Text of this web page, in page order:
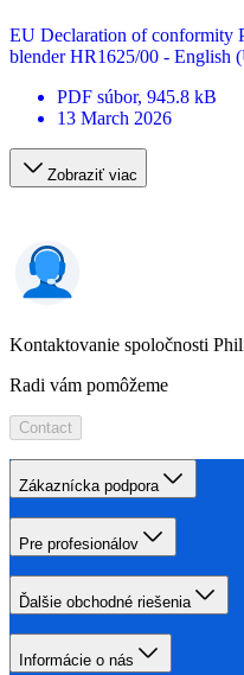
EU Declaration of conformity
blender HR1625/00 - English
PDF súbor, 945.8 kB
13 March 2026
Zobraziť viac
Kontaktovanie spoločnosti
Radi vám pomôžeme
Contact
Zákaznícka podpora
Pre profesionálov
Ďalšie obchodné riešenia
Informácie o nás